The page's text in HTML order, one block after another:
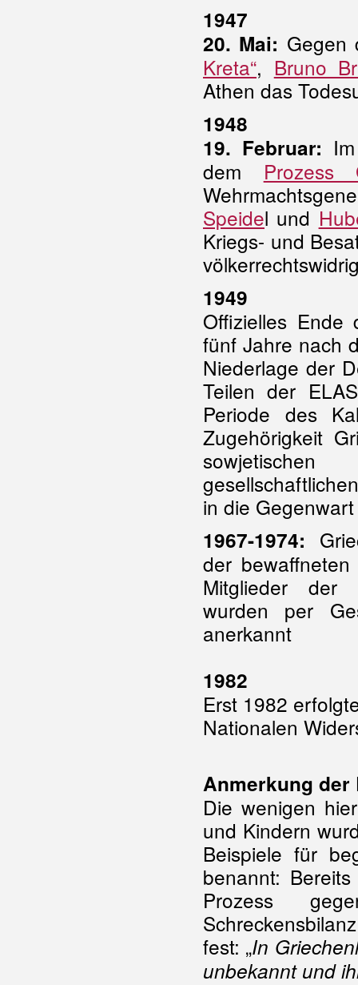
1947
20. Mai: Gegen
Kreta“, Bruno
Athen das
1948
19. Februar:
dem Prozess
Speidel und
Kriegs- und
1949
Offizielles Ende
fünf Jahre nach
Niederlage der
Teilen der
Periode des
Zugehörigkeit
in die
1967-1974:
der
Mitglieder der
wurden per
anerkannt
1982
Erst 1982
Nationalen
Anmerkung der
Die wenigen
und Kindern
Beispiele für
benannt:
Prozess
fest: „In
unbekannt und